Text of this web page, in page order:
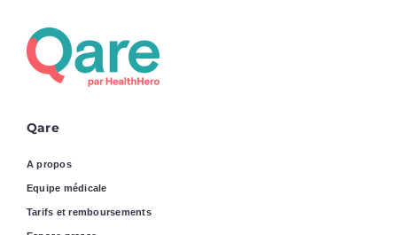
Qare
A propos
Equipe médicale
Tarifs et remboursements